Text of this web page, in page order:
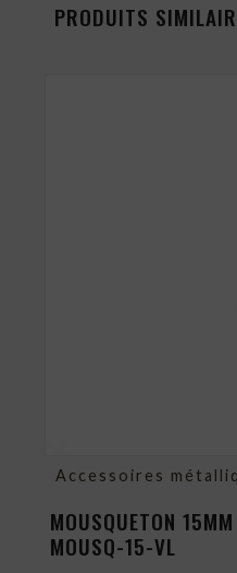
PRODUITS
Accessoires
MOUSQUETON
MOUSQ-15-VL